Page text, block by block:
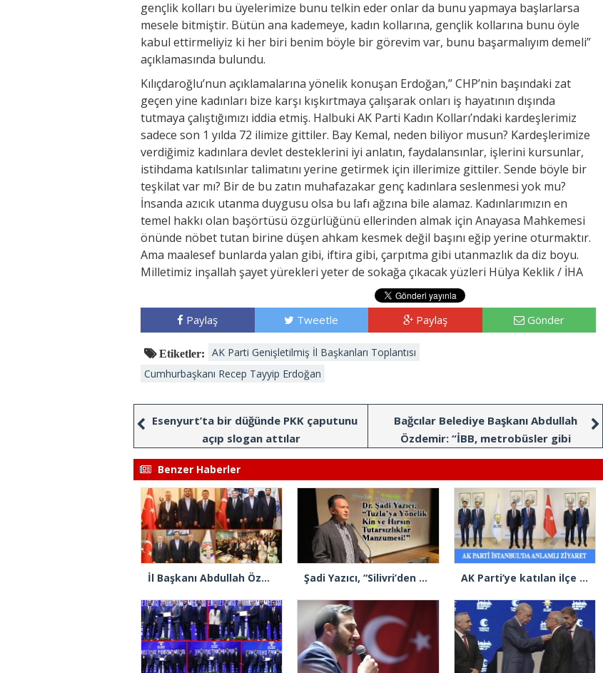
gençlik kolları bu üyelerimize bunu telkin eder onlar da bunu yapmaya başlarlarsa
mesele bitmiştir. Bütün ana kademeye, kadın kollarına, gençlik kollarına bunu öyle
kabul ettirmeliyiz ki her biri benim böyle bir görevim var, bunu başarmalıyım demeli”
açıklamasında bulundu.
Kılıçdaroğlu’nun açıklamalarına yönelik konuşan Erdoğan,” CHP’nin başındaki zat
geçen yine kadınları bize karşı kışkırtmaya çalışarak onları iş hayatının dışında
tutmaya çalıştığımızı iddia etmiş. Halbuki AK Parti Kadın Kolları’ndaki kardeşlerimiz
sadece son 1 yılda 72 ilimize gittiler. Bay Kemal, neden biliyor musun? Kardeşlerimize
verdiğimiz kadınlara devlet desteklerini iyi anlatın, faydalansınlar, işlerini kursunlar,
istihdama katılsınlar talimatını yerine getirmek için illerimize gittiler. Sende böyle bir
teşkilat var mı? Bir de bu zatın muhafazakar genç kadınlara seslenmesi yok mu?
İnsanda azıcık utanma duygusu olsa bu lafı ağzına bile alamaz. Kadınlarımızın en
temel hakkı olan başörtüsü özgürlüğünü ellerinden almak için Anayasa Mahkemesi
önünde nöbet tutan birine düşen ahkam kesmek değil başını eğip yerine oturmaktır.
Ama maalesef bunlarda yalan gibi, iftira gibi, çarpıtma gibi utanmazlık da diz boyu.
Milletimiz inşallah şayet yürekleri yeter de sokağa çıkacak yüzleri Hülya Keklik / İHA
Paylaş Tweetle Paylaş Gönder
Etiketler:
AK Parti Genişletilmiş İl Başkanları Toplantısı
Cumhurbaşkanı Recep Tayyip Erdoğan
Esenyurt’ta bir düğünde PKK çaputunu
açıp slogan attılar
Bağcılar Belediye Başkanı Abdullah
Özdemir: “İBB, metrobüsler gibi
kaptansız yönetiliyor”
Benzer Haberler
İl Başkanı Abdullah Özdemir: “AK Parti’nin kapısı milletine hizmet etmek isteyen herkese açıktır” Şadi Yazıcı, “Silivri’den alınan talimatla hakkımda karalama kampanyası yürütülüyor” AK Parti’ye katılan ilçe belediye başkanlarından İl Başkanı Özdemir’e ziyaret